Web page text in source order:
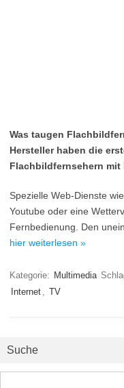
Was taugen
Hersteller haben die
Flachbildfernsehern
Spezielle Web-Dienste
Youtube oder eine
Fernbedienung. Den
hier weiterlesen »
Kategorie: Multimedia
Internet , TV
Suche